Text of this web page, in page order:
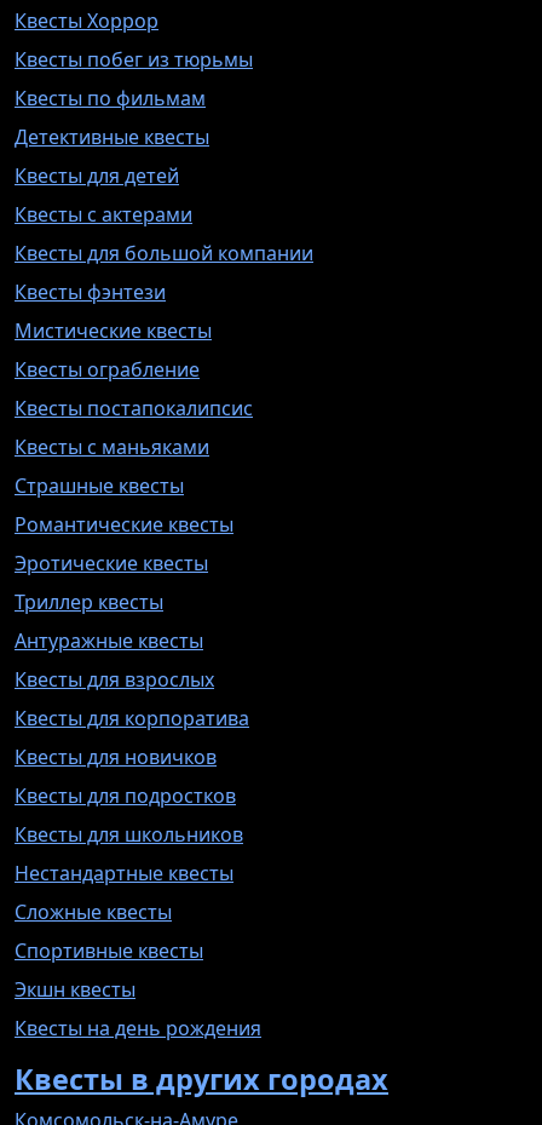
Квесты Хоррор
Квесты побег из тюрьмы
Квесты по фильмам
Детективные квесты
Квесты для детей
Квесты с актерами
Квесты для большой компании
Квесты фэнтези
Мистические квесты
Квесты ограбление
Квесты постапокалипсис
Квесты с маньяками
Страшные квесты
Романтические квесты
Эротические квесты
Триллер квесты
Антуражные квесты
Квесты для взрослых
Квесты для корпоратива
Квесты для новичков
Квесты для подростков
Квесты для школьников
Нестандартные квесты
Сложные квесты
Спортивные квесты
Экшн квесты
Квесты на день рождения
Квесты в других городах